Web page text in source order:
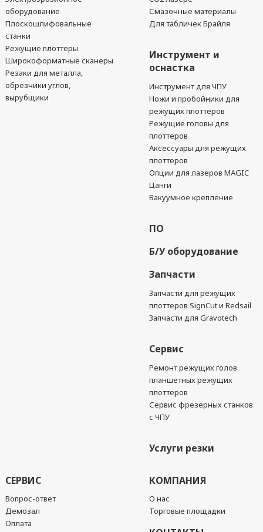
оборудование
Плоскошлифовальные
станки
Режущие плоттеры
Широкоформатные сканеры
Резаки для металла,
обрезчики углов,
вырубщики
Смазочные материалы
Для табличек Брайля
Инструмент и
оснастка
Инструмент для ЧПУ
Ножи и пробойники для
режущих плоттеров
Режущие головы для
плоттеров
Аксессуары для режущих
плоттеров
Опции для лазеров MAGIC
Цанги
Вакуумное крепление
ПО
Б/У оборудование
Запчасти
Запчасти для режущих
плоттеров SignCut и Redsail
Запчасти для Gravotech
Сервис
Ремонт режущих голов
планшетных режущих
плоттеров
Сервис фрезерных станков
с ЧПУ
Услуги резки
СЕРВИС
Вопрос-ответ
Демозал
Оплата
КОМПАНИЯ
О нас
Торговые площадки